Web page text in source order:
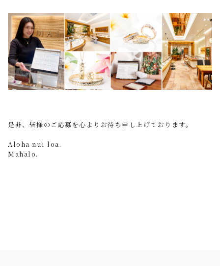
是非、皆様のご応募を心よりお待ち申し上げております。
Aloha nui loa.
Mahalo.